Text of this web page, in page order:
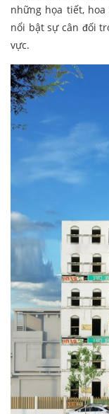
những họa tiết,
nổi bật sự cân đối
vực.